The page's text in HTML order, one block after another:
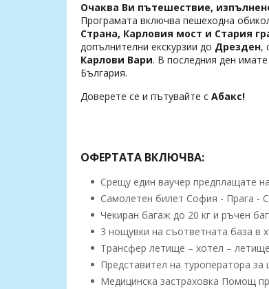
Очаква Ви пътешествие,
Програмата включва пешеходна
Страна, Карловия мост и Стария
допълнителни екскурзии до Дрезден,
Карлови Вари. В последния ден
България.
Доверете се и пътувайте с Абакс!
ОФЕРТАТА ВКЛЮЧВА:
Срещу един ваучер предплащате
Самолетен билет София - Прага -
Чекиран багаж до 20 кг и ръчен
3 нощувки на съответната база в
Трансфер летище – хотел –
Представител на туроператора за
Медицинска застраховка Помощ